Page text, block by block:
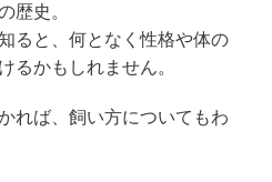
歴史。
ると、何となく性格や体の
るかもしれません。
れば、飼い方についてもわ